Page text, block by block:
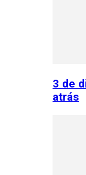
3 de
atrás